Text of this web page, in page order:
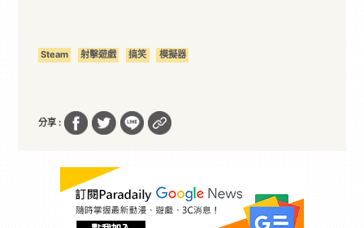
Steam 射擊遊戲 搞笑 模擬器
分享 :